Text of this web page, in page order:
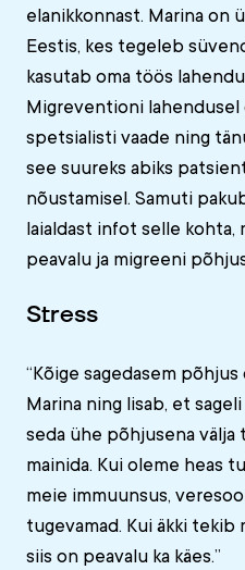
elanikkonnast. Marina on
Eestis, kes tegeleb
kasutab oma töös
Migreventioni lahendusel
spetsialisti vaade ning
see suureks abiks
nõustamisel. Samuti
laialdast infot selle kohta,
peavalu ja migreeni
Stress
“Kõige sagedasem
Marina ning lisab, et
seda ühe põhjusena välja
mainida. Kui oleme heas
meie immuunsus,
tugevamad. Kui äkki
siis on peavalu ka käes.”